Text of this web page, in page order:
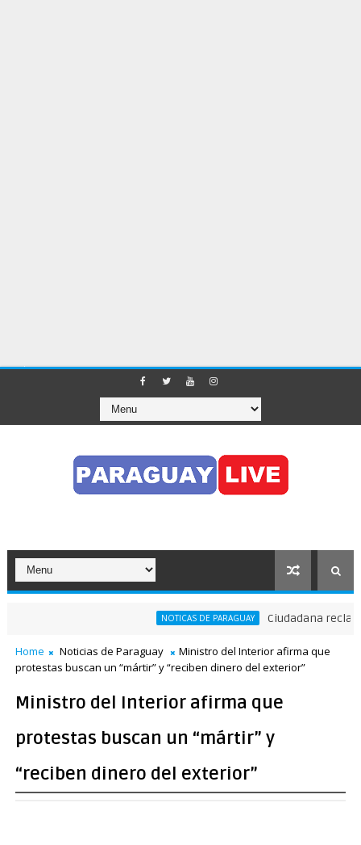
NOTICAS DE PARAGUAY Ciudadana reclama
el tránsito en pleno Puente de la Amistad
Home Noticias de Paraguay
Ministro del Interior afirma que
protestas buscan un “mártir” y “reciben dinero del exterior”
Ministro del Interior afirma que
protestas buscan un “mártir” y
“reciben dinero del exterior”